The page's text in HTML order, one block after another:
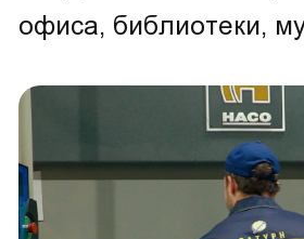
офиса, библиотеки,